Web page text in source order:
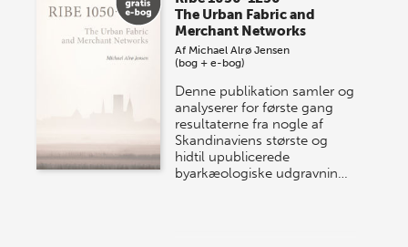
The Urban Fabric and
Merchant Networks
Af Michael Alrø Jensen
(bog + e-bog)
Denne publikation samler og
analyserer for første gang
resultaterne fra nogle af
Skandinaviens største og
hidtil upublicerede
byarkæologiske udgravnin…